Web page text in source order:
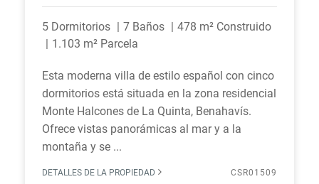
5 Dormitorios 7 Baños
478 m² Construido
1.103 m² Parcela
Esta moderna villa de estilo español con cinco
dormitorios está situada en la zona residencial
Monte Halcones de La Quinta, Benahavís.
Ofrece vistas panorámicas al mar y a la
montaña y se ...
DETALLES DE LA PROPIEDAD CSR01509